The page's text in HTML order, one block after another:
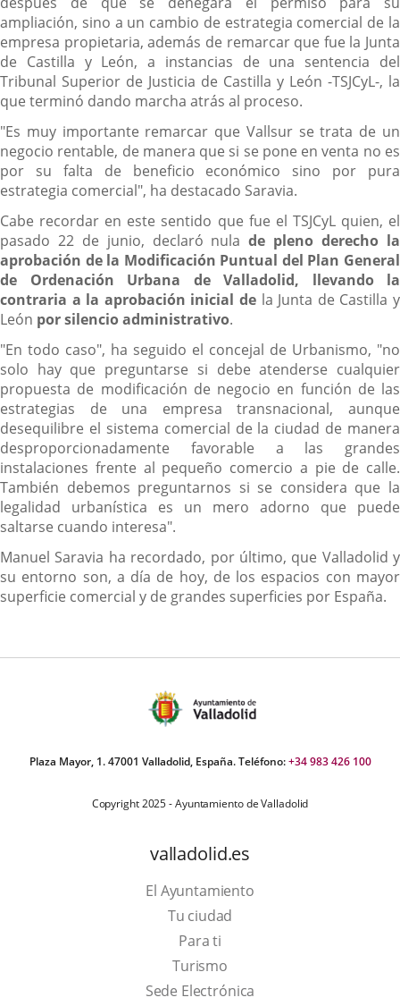
ampliación, sino a un cambio de estrategia comercial de la
empresa propietaria, además de remarcar que fue la Junta
de Castilla y León, a instancias de una sentencia del
Tribunal Superior de Justicia de Castilla y León -TSJCyL-, la
que terminó dando marcha atrás al proceso.
"Es muy importante remarcar que Vallsur se trata de un
negocio rentable, de manera que si se pone en venta no es
por su falta de beneficio económico sino por pura
estrategia comercial", ha destacado Saravia.
Cabe recordar en este sentido que fue el TSJCyL quien, el
pasado 22 de junio, declaró nula de pleno derecho la
aprobación de la Modificación Puntual del Plan General
de Ordenación Urbana de Valladolid, llevando la
contraria a la aprobación inicial de la Junta de Castilla y
León por silencio administrativo.
"En todo caso", ha seguido el concejal de Urbanismo, "no
solo hay que preguntarse si debe atenderse cualquier
propuesta de modificación de negocio en función de las
estrategias de una empresa transnacional, aunque
desequilibre el sistema comercial de la ciudad de manera
desproporcionadamente favorable a las grandes
instalaciones frente al pequeño comercio a pie de calle.
También debemos preguntarnos si se considera que la
legalidad urbanística es un mero adorno que puede
saltarse cuando interesa".
Manuel Saravia ha recordado, por último, que Valladolid y
su entorno son, a día de hoy, de los espacios con mayor
superficie comercial y de grandes superficies por España.
Plaza Mayor, 1. 47001 Valladolid, España. Teléfono:+34 983 426 100
Copyright 2025 - Ayuntamiento de Valladolid
valladolid.es
El Ayuntamiento
Tu ciudad
Para ti
TurismoThis
link
Sede Electrónica